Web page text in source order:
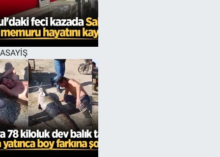
ASAYİŞ
EĞİTİM
MAGAZİN
ÖZEL HABER
HALK54 PANORAMA